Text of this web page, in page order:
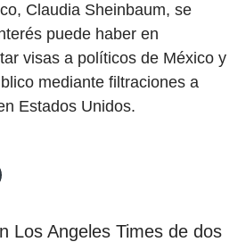
Claudia Sheinbaum, se
puede haber en
visas a políticos de México y
mediante filtraciones a
Estados Unidos.
Los Angeles Times de dos